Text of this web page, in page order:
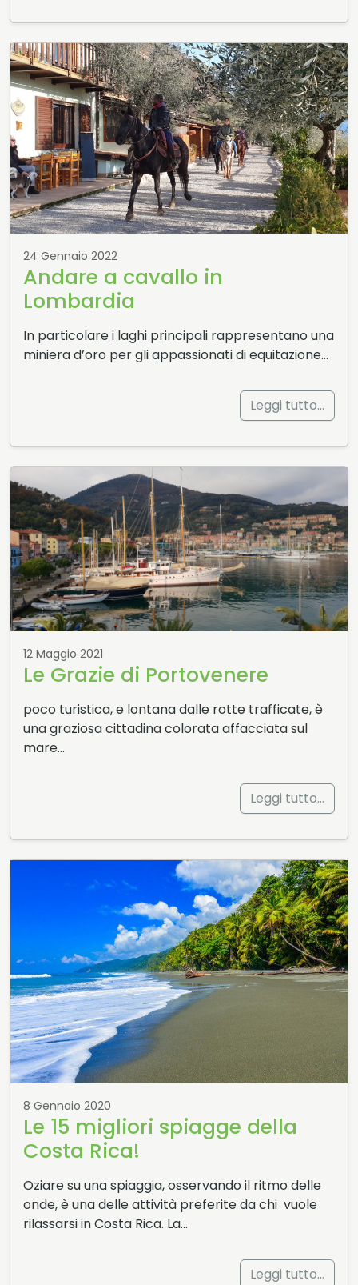
24 Gennaio 2022
Andare a cavallo in
Lombardia
In particolare i laghi principali rappresentano una
miniera d’oro per gli appassionati di equitazione…
Leggi tutto…
12 Maggio 2021
Le Grazie di Portovenere
poco turistica, e lontana dalle rotte trafficate, è
una graziosa cittadina colorata affacciata sul
mare…
Leggi tutto…
8 Gennaio 2020
Le 15 migliori spiagge della
Costa Rica!
Oziare su una spiaggia, osservando il ritmo delle
onde, è una delle attività preferite da chi vuole
rilassarsi in Costa Rica. La…
Leggi tutto…